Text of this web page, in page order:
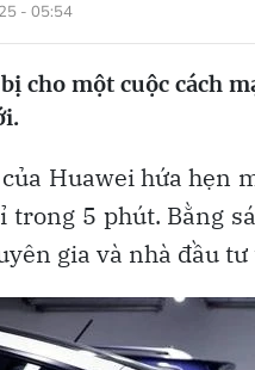
- 05:54
cho một cuộc cách
Huawei hứa hẹn
trong 5 phút. Bằng
gia và nhà đầu